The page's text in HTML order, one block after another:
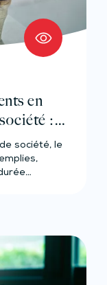
en
:
société, le